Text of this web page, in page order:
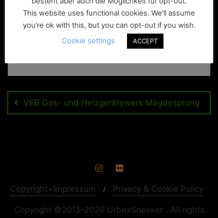
VEB Gas- und Heizgerätewerk Mägdesprung
Copyright+Impressum Privacy & Cookie Policy
Copyright ©2015-2026 UrbexSneeker . All rights
This website uses functional cookies. We'll assume
you're ok with this, but you can opt-out if you wish.
Cookie settings
ACCEPT